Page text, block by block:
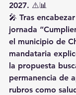
2027. ⚠️📊
🎤 Tras
jornada
el municipio de
mandataria
la propuesta
permanencia de
rubros como